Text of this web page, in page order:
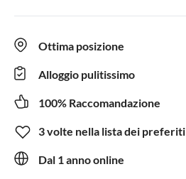
Ottima posizione
Alloggio pulitissimo
100% Raccomandazione
3 volte nella lista dei preferiti
Dal 1 anno online